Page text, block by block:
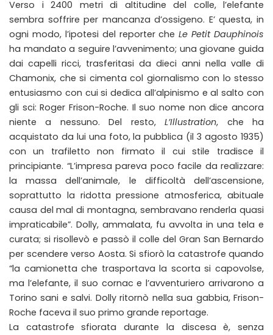
Verso i 2400 metri di altitudine del colle, l’elefante
sembra soffrire per mancanza d’ossigeno. E’ questa, in
ogni modo, l’ipotesi del reporter cheLe Petit Dauphinois
ha mandato a seguire l’avvenimento; una giovane guida
dai capelli ricci, trasferitasi da dieci anni nella valle di
Chamonix, che si cimenta col giornalismo con lo stesso
entusiasmo con cui si dedica all’alpinismo e al salto con
gli sci: Roger Frison-Roche. Il suo nome non dice ancora
niente a nessuno. Del resto,L’Illustration, che ha
acquistato da lui una foto, la pubblica (il 3 agosto 1935)
con un trafiletto non firmato il cui stile tradisce il
principiante. “L’impresa pareva poco facile da realizzare:
la massa dell’animale, le difficoltà dell’ascensione,
soprattutto la ridotta pressione atmosferica, abituale
causa del mal di montagna, sembravano renderla quasi
impraticabile”. Dolly, ammalata, fu avvolta in una tela e
curata; si risollevò e passò il colle del Gran San Bernardo
per scendere verso Aosta. Si sfiorò la catastrofe quando
“la camionetta che trasportava la scorta si capovolse,
ma l’elefante, il suo cornac e l’avventuriero arrivarono a
Torino sani e salvi. Dolly ritornò nella sua gabbia, Frison-
Roche faceva il suo primo grande reportage.
La catastrofe sfiorata durante la discesa è, senza